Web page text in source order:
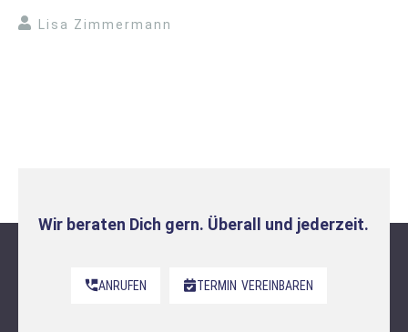
Lisa Zimmermann
Wir beraten Dich gern. Überall und jederzeit.
ANRUFEN TERMIN VEREINBAREN